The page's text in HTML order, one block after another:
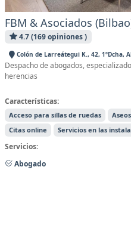
FBM & Asociados
4.7 (169 opiniones )
Colón de Larreátegui K., 42, 1ºDcha,
Despacho de abogados,
herencias
Características:
Acceso para sillas de ruedas Aseos
Citas online
Servicios en las
Servicios:
Abogado